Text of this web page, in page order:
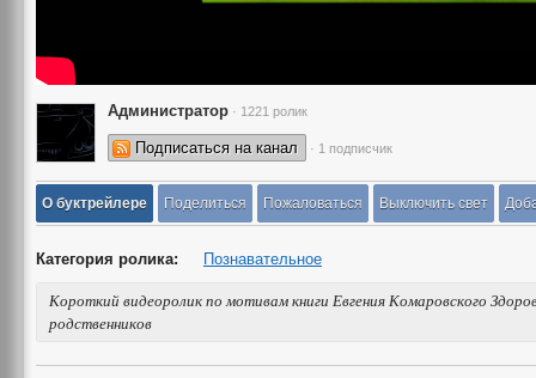
Администратор · 1221 ролик
Подписаться на канал · 1 подписчик
О буктрейлере Поделиться Пожаловаться Выключить свет
Категория ролика: Познавательное
Короткий видеоролик по мотивам книги Евгения Комаровского
родственников